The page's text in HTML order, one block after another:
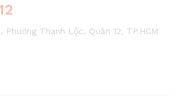
Thạnh Lộc, Quận 12, TP.HCM